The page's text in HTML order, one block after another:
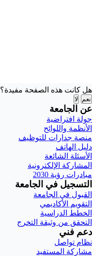
هل كانت هذه الصفحة مفيدة؟
نعم لا
عن الجامعة
جولة افتراضية
الأنظمة واللوائح
منصة جدارات للتوظيف
دليل الهاتف
الأسئلة الشائعة
المشاركة الإلكترونية
مبادرات رؤية 2030
التسجيل في الجامعة
القبول في الجامعة
التقويم الأكاديمي
الخطط الدراسية
التحقق من وثيقة التخرج
دعم فني
نظام تواصل
مشاركة المستفيد